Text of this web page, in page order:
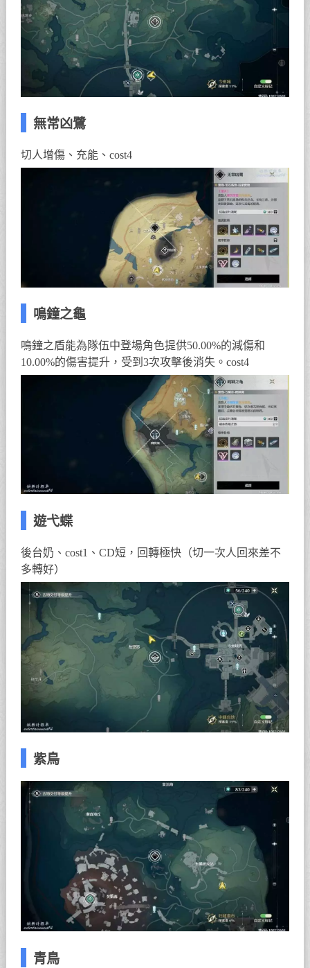
無常凶鷺
切人增傷、充能、cost4
鳴鐘之龜
鳴鐘之盾能為隊伍中登場角色提供50.00%的減傷和
10.00%的傷害提升，受到3次攻擊後消失。cost4
遊弋蝶
後台奶、cost1、CD短，回轉極快（切一次人回來差不
多轉好）
紫鳥
青鳥